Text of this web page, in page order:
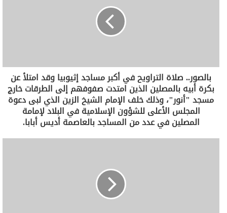
بالصور.. صلاة التراويح في أكبر مساجد إثيوبيا وقد امتلأ عن
بكرة أبيه بالمصلين الذين امتدت صفوفهم إلى الطرقات خارج
مسجد "أنور"، وذلك خلف الإمام الشيخ الزين الذي لبى دعوة
المجلس الأعلى للشؤون الإسلامية في البلاد لإمامة
المصلين في عدد من المساجد بالعاصمة أديس أبابا.